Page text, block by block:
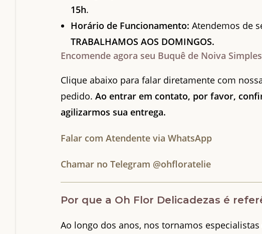
15h.
Horário de Funcionamento: Atendemos de
TRABALHAMOS AOS DOMINGOS.
Encomende agora seu Buquê de Noiva Simples
Clique abaixo para falar diretamente com
pedido.Ao entrar em contato, por favor,
agilizarmos sua entrega.
Falar com Atendente via WhatsApp
Chamar no Telegram @ohfloratelie
Por que a Oh Flor Delicadezas é
Ao longo dos anos, nos tornamos